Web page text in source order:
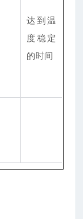
达到温
度稳定
的时间